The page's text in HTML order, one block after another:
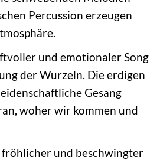
Percussion erzeugen
und emotionaler Song
der Wurzeln. Die erdigen
Gesang
woher wir kommen und
fröhlicher und beschwingter